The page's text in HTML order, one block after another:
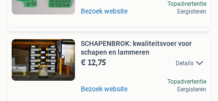
Bezoek website
Topadvertentie
Eergisteren
SCHAPENBROK: kwaliteitsvoer voor
schapen en lammeren
€ 12,75 Details
Bezoek website
Topadvertentie
Eergisteren